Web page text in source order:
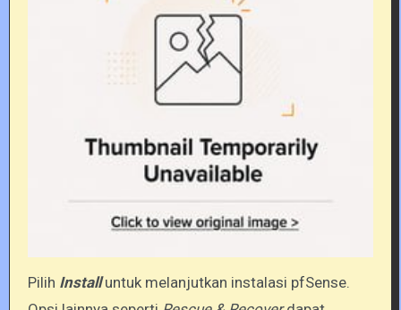
Pilih Installuntuk melanjutkan instalasi pfSense.